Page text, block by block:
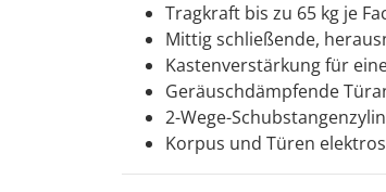
Tragkraft bis zu 65 kg je
Mittig schließende,
Kastenverstärkung für
Geräuschdämpfende
2-Wege-
Korpus und Türen